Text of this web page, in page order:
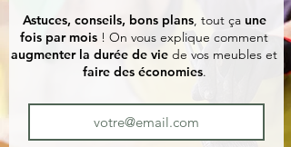
Astuces, conseils, bons plans, tout ça une
fois par mois ! On vous explique comment
augmenter la durée de vie de vos meubles et
faire des économies.